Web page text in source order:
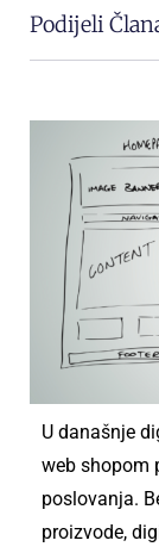
Podijeli
U današnje
web shopom
poslovanja.
proizvode,